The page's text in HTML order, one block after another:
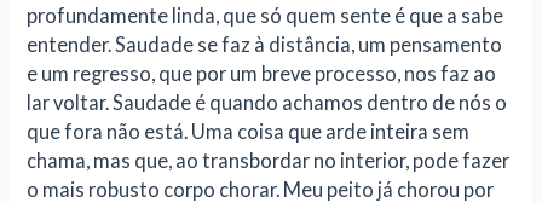
profundamente linda, que só quem sente é que a sabe
entender. Saudade se faz à distância, um pensamento
e um regresso, que por um breve processo, nos faz ao
lar voltar. Saudade é quando achamos dentro de nós o
que fora não está. Uma coisa que arde inteira sem
chama, mas que, ao transbordar no interior, pode fazer
o mais robusto corpo chorar. Meu peito já chorou por